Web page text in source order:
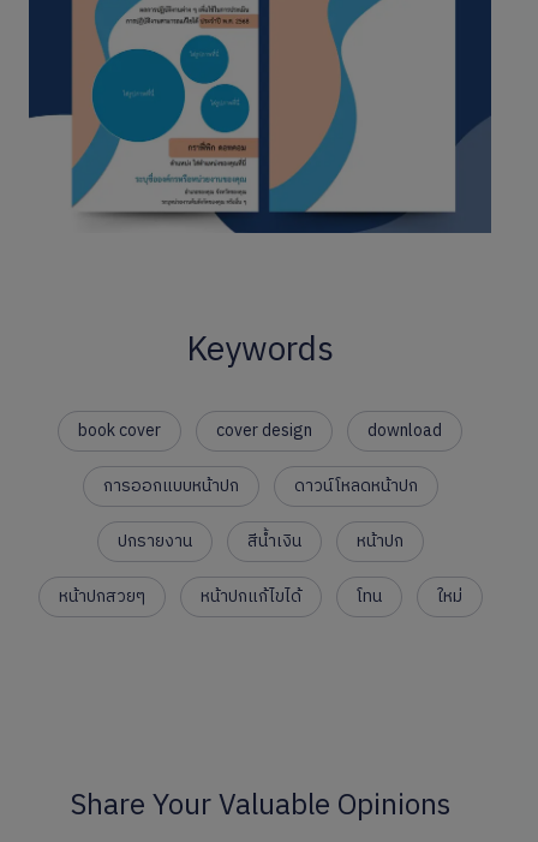
Keywords
book cover cover design
download
การออกแบบหน้าปก
ดาวน์โหลดหน้าปก
ปกรายงาน
สีน้ำเงิน
หน้าปก
หน้าปกสวยๆ
หน้าปกแก้ไขได้ โทน ใหม่
Share Your Valuable Opinions